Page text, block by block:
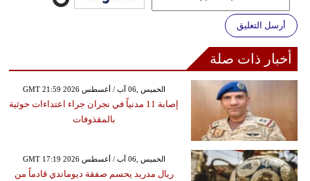
أرسل التعليق
أخبار ذات صلة
GMT 21:59 2026 الخميس ,06 آب / أغسطس
إصابة 11 مدنياً في نجران جراء اعتداءات حوثية
بالمقذوفات
GMT 17:19 2026 الخميس ,06 آب / أغسطس
ريال مدريد يحسم صفقة ديوماندي قادماً من